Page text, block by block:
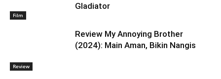
Film
Gladiator
Review
Review My Annoying Brother
(2024): Main Aman, Bikin Nangis